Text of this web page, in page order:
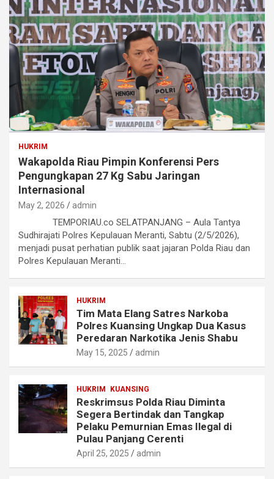
HUKRIM
Wakapolda Riau Pimpin Konferensi Pers
Pengungkapan 27 Kg Sabu Jaringan
Internasional
May 2, 2026 admin
TEMPORIAU.co SELATPANJANG – Aula Tantya
Sudhirajati Polres Kepulauan Meranti, Sabtu (2/5/2026),
menjadi pusat perhatian publik saat jajaran Polda Riau dan
Polres Kepulauan Meranti…
HUKRIM
Tim Mata Elang Satres Narkoba
Polres Kuansing Ungkap Dua Kasus
Peredaran Narkotika Jenis Shabu
May 15, 2025 admin
HUKRIM KUANSING
Reskrimsus Polda Riau Diminta
Segera Bertindak dan Tangkap
Pelaku Pemurnian Emas Ilegal di
Pulau Panjang Cerenti
April 25, 2025 admin